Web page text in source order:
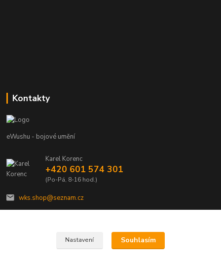
Kontakty
eWushu - bojové umění
Karel Korenc
+420 601 574 301
(Po-Pá, 8-16 hod.)
wks.shop@seznam.cz
Nastavení Souhlasím